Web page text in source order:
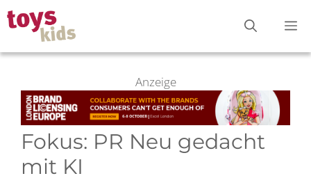
Zum
Inhalt
springen
Anzeige
Fokus: PR Neu gedacht
mit KI